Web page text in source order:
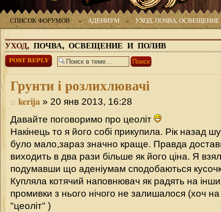
СПИСОК ФОРУМОВ » АДЕНИУМ » УХОД, ПОЧВА,
УХОД, ПОЧВА, ОСВЕЩЕНИЕ И ПОЛИВ
Ответить
Грунти і розлихлювачі
kerija » 20 янв 2013, 16:28
Давайте поговоримо про цеоліт
Накінець то я його собі прикупила. Рік назад
було мало,зараз значно краще. Правда
виходить в два рази більше як його ціна. Я
подумавши що аденіумам сподобаються
Купляла котячий наповнювач як радять на
промивки з нього нічого не залишалося (хоч
"цеоліт" )